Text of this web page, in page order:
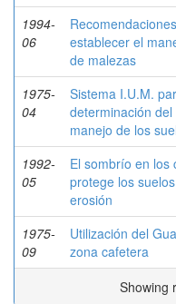
1994-
06
establecer el
de malezas
1975-
04
Sistema I.U.M.
determinación del
manejo de los
1992-
05
El sombrío en los
protege los
erosión
1975-
09
Utilización del
zona cafetera
Showing